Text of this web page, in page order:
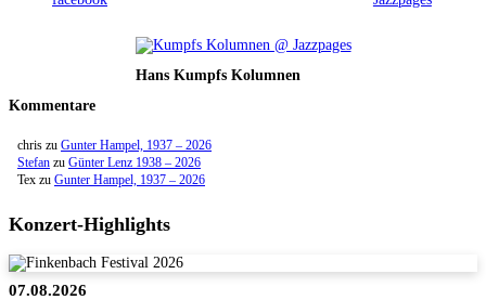
Hans Kumpfs Kolumnen
Kommentare
chris zu Gunter Hampel, 1937 – 2026
Stefan zu Günter Lenz 1938 – 2026
Tex zu Gunter Hampel, 1937 – 2026
Konzert-Highlights
07.08.2026